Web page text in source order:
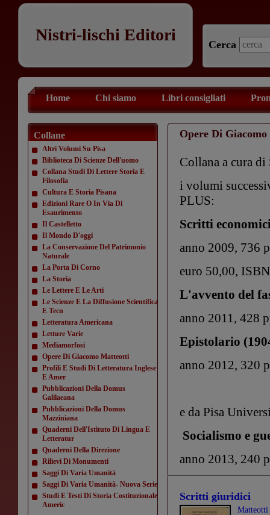
Nistri-lischi Editori
Cerca
Home Chi siamo Libri consigliati
Collane
Altri Volumi Su Pisa
Biblioteca Di Scienze Dell'uomo
Collana Studi Di Lettere Storia E
Filosofia
Cultura E Storia Pisana
Edizioni Rare O In Via Di
Esaurimento
Il Castelletto
Il Mondo D'oggi
La Conservazione Del Patrimonio
Naturale
La Porta Di Corno
La Storia
Le Lettere E Le Arti
Le Scienze E La Diffusione Scientifica
E Tecn
Letteratura Americana
Letture Varie
Mediamorfosi
Opere Di Giacomo Matteotti
Profili E Studi Di Letteratura Inglese
E Amer
Pubblicazioni Della Domus
Galilaeana
Pubblicazioni Della Domus
Mazziniana
Quaderni Dell'Istituto Di Lingua E
Letteratur
Quaderni Della Direzione
Rilievi Di Monumenti
Saggi Di Varia Umanità
Saggi Di Varia Umanità- Nuova Serie
Studi E Testi Di Storia Costituzionale
Americ
Opere Di
Collana a cura
i volumi
PLUS:
Scritti
anno 2009, 736
euro 50,00,
L'avvento del
anno 2011, 428
Epistolario
anno 2012, 320
e da Pisa
Socialismo e
anno 2013, 240
Scritti giuridici
Matteotti